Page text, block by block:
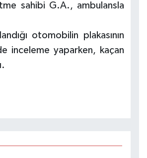
sahibi G.A., ambulansla
otomobilin plakasının
inceleme yaparken, kaçan